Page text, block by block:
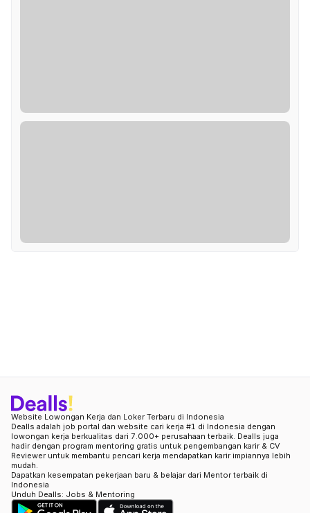
Website Lowongan Kerja dan Loker Terbaru di Indonesia
Dealls adalah job portal dan website cari kerja #1 di Indonesia dengan
lowongan kerja berkualitas dari 7.000+ perusahaan terbaik. Dealls juga
hadir dengan program mentoring gratis untuk pengembangan karir & CV
Reviewer untuk membantu pencari kerja mendapatkan karir impiannya lebih
mudah.
Dapatkan kesempatan pekerjaan baru & belajar dari Mentor terbaik di
Indonesia
Unduh Dealls: Jobs & Mentoring